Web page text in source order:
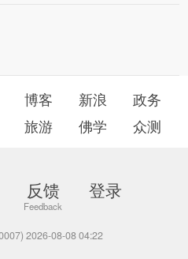
博客 新浪
政务
旅游 佛学 众测
反馈 登录
2026-08-08 04:22